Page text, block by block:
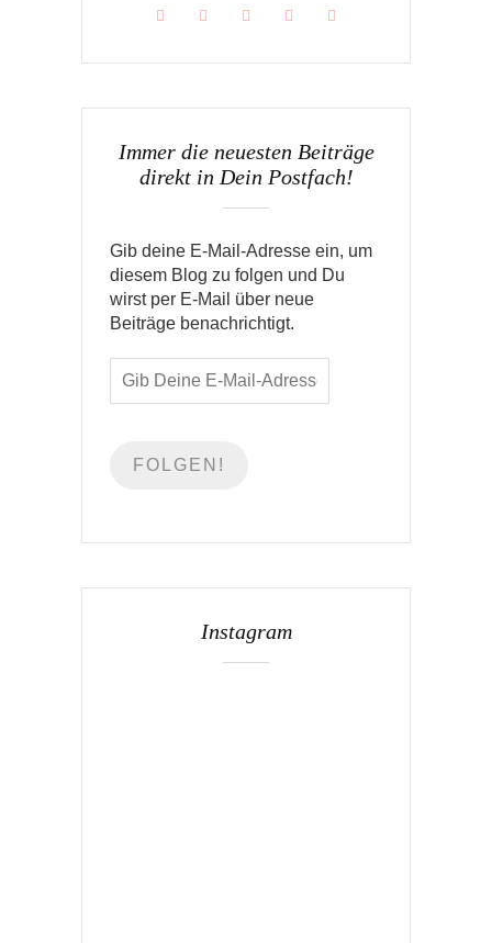
Immer die neuesten Beiträge
direkt in Dein Postfach!
Gib deine E-Mail-Adresse ein, um
diesem Blog zu folgen und Du
wirst per E-Mail über neue
Beiträge benachrichtigt.
Instagram